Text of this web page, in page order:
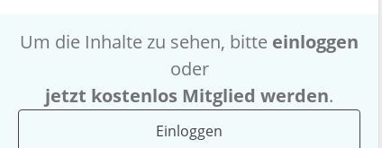
Um die Inhalte zu sehen, bitte einloggen
oder
jetzt kostenlos Mitglied werden.
Einloggen